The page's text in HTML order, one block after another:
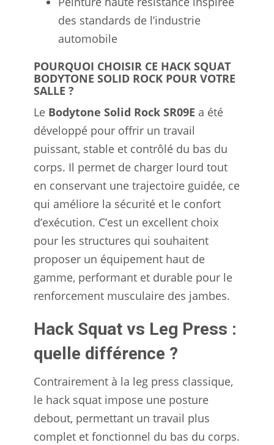
des standards de l’industrie
automobile
POURQUOI CHOISIR CE HACK SQUAT
BODYTONE SOLID ROCK POUR VOTRE
SALLE ?
Le Bodytone Solid Rock SR09E a été
développé pour offrir un travail
puissant, stable et contrôlé du bas du
corps. Il permet de charger lourd tout
en conservant une trajectoire guidée, ce
qui améliore la sécurité et le confort
d’exécution. C’est un excellent choix
pour les structures qui souhaitent
proposer un équipement haut de
gamme, performant et durable pour le
renforcement musculaire des jambes.
Hack Squat vs Leg Press :
quelle différence ?
Contrairement à la leg press classique,
le hack squat impose une posture
debout, permettant un travail plus
complet et fonctionnel du bas du corps.